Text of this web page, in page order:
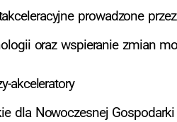
prowadzone
oraz wspieranie zmian
akceleratory
dla Nowoczesnej Gospodarki